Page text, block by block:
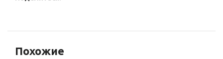
Похожие